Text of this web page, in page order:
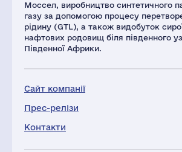
Моссел, виробництво синтетичного
газу за допомогою процесу
рідину (GTL), а також видобуток
нафтових родовищ біля південного
Південної Африки.
Сайт компанії
Прес-релізи
Контакти